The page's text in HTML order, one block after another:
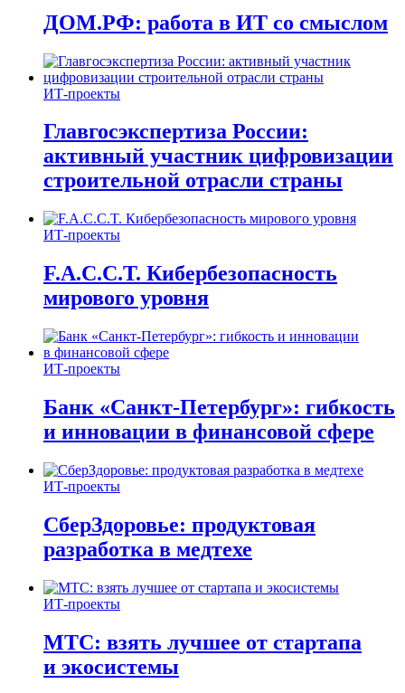
ДОМ.РФ: работа в ИТ со смыслом
ИТ-проекты
Главгосэкспертиза России:
активный участник цифровизации
строительной отрасли страны
ИТ-проекты
F.A.C.C.T. Кибербезопасность
мирового уровня
ИТ-проекты
Банк «Санкт-Петербург»: гибкость
и инновации в финансовой сфере
ИТ-проекты
СберЗдоровье: продуктовая
разработка в медтехе
ИТ-проекты
МТС: взять лучшее от стартапа
и экосистемы